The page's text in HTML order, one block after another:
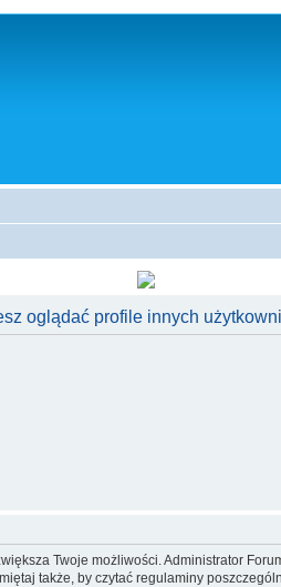
oglądać profile innych
Twoje możliwości. Administrator
także, by czytać regulaminy